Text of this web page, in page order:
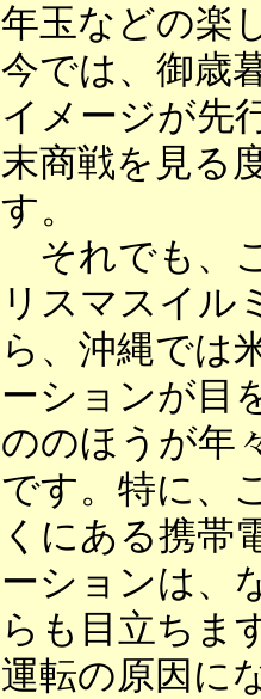
年玉などの楽
今では、御歳
イメージが先
末商戦を見る
す。
それでも、
リスマスイル
ら、沖縄では
ーションが目
ののほうが年
です。特に、
くにある携帯
ーションは、
らも目立ちま
運転の原因に